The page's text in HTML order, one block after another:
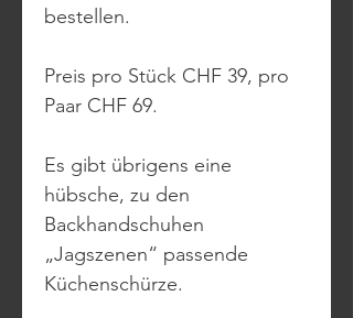
bestellen.
Preis pro Stück CHF 39, pro
Paar CHF 69.
Es gibt übrigens eine
hübsche, zu den
Backhandschuhen
„Jagszenen“ passende
Küchenschürze.